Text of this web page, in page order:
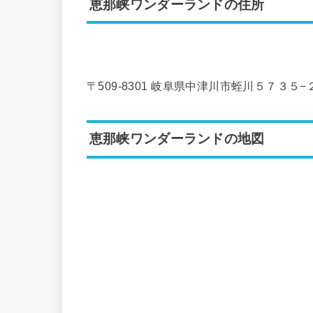
恵那峡ワンダーランドの住所
〒509-8301 岐阜県中津川市蛭川５７３５−
恵那峡ワンダーランドの地図